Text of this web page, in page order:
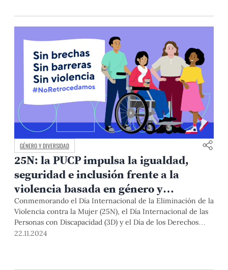
GÉNERO Y DIVERSIDAD
25N: la PUCP impulsa la igualdad,
seguridad e inclusión frente a la
violencia basada en género y
discapacidad
Conmemorando el Día Internacional de la Eliminación de la
Violencia contra la Mujer (25N), el Día Internacional de las
Personas con Discapacidad (3D) y el Día de los Derechos
Humanos (10D), nuestra Universidad presentó las
22.11.2024